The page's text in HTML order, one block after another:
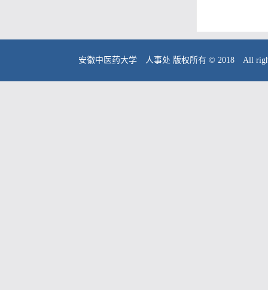
安徽中医药大学 人事处 版权所有 © 2018 All rights